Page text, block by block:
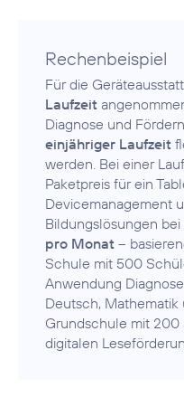
Rechenbeispiel
Für die
Laufzeit
Diagnose und
einjähriger Laufzeit
werden. Bei einer
Paketpreis für ein
Devicemanagement
Bildungslösungen bei
pro Monat –
Schule mit 500
Anwendung
Deutsch,
Grundschule mit